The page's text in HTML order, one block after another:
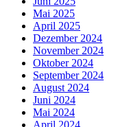
Mai 2025
April 2025
Dezember 2024
November 2024
Oktober 2024
September 2024
August 2024
Juni 2024
Mai 2024
April 2024